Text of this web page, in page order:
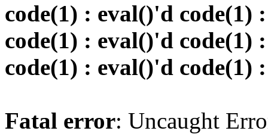
code(1) : eval()'d code(1)
code(1) : eval()'d code(1)
code(1) : eval()'d code(1)
Fatal error: Uncaught